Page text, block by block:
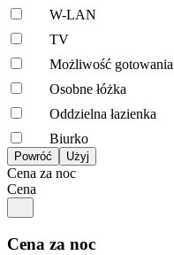
W-LAN
TV
Możliwość gotowania
Osobne łóżka
Oddzielna łazienka
Biurko
Cena za noc
Cena
Cena za noc